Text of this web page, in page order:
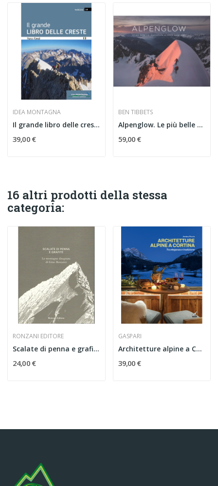
IDEA MONTAGNA
Il grande libro delle creste
39,00 €
BEN TIBBETS
Alpenglow. Le più belle vie alpinistiche ai...
59,00 €
16 altri prodotti della stessa
categoria:
RONZANI EDITORE
Scalate di penna e grafite. Le montagne...
24,00 €
GASPARI
Architetture alpine a Cortina tra eleganza e...
39,00 €